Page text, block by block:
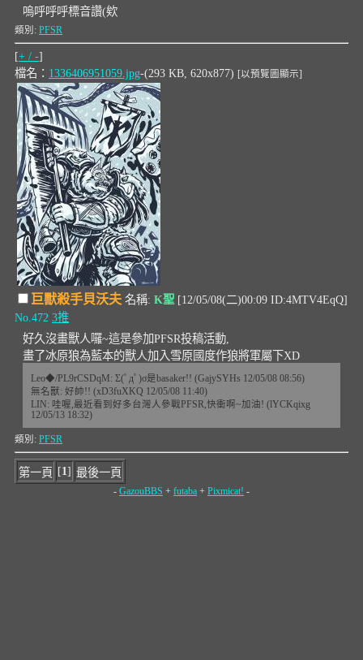
嗚呼呼呼標音讚(欸
類別: PFSR
[+ / -]
檔名： 1336406951059.jpg-(293 KB, 620x877) [以預覽圖顯示]
巨獸殺手貝沃夫 名稱: K聖 [12/05/08(二)00:09 ID:4MTV4EqQ]
No.472 3推
好久沒畫獸人囉~這是參加PFSR投稿活動,
畫了冰原狼為藍本的獸人加入雪原國度作狼將軍屬下XD
Leo◆/PL9rCSDqM: Σ(ﾟдﾟ)σ是basaker!! (GajySYHs 12/05/08 08:56)
無名獸: 好帥!! (xD3fuXKQ 12/05/08 11:40)
LIN: 哇喔,最近看到好多台灣人參戰PFSR,快衝啊~加油! (lYCKqixg
12/05/13 18:32)
類別: PFSR
第一頁 [1] 最後一頁
- GazouBBS + futaba + Pixmicat! -